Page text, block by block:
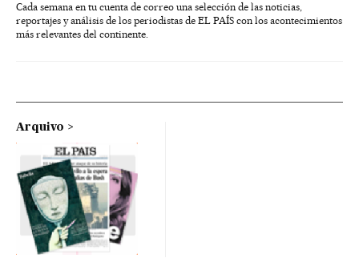
Cada semana en tu cuenta de correo una selección de las noticias,
reportajes y análisis de los periodistas de EL PAÍS con los acontecimientos
más relevantes del continente.
Arquivo